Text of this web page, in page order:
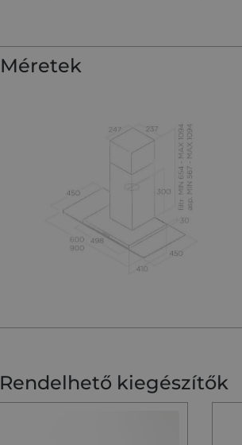
Méretek
Rendelhető kiegészítők